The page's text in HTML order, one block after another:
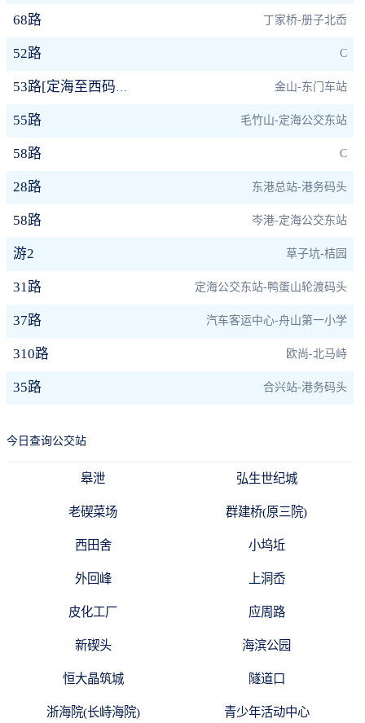
68路 丁家桥-册子北岙
52路 C
53路[定海至西码头] 金山-东门车站
55路 毛竹山-定海公交东站
58路 C
28路 东港总站-港务码头
58路 岑港-定海公交东站
游2 草子坑-桔园
31路 定海公交东站-鸭蛋山轮渡码头
37路 汽车客运中心-舟山第一小学
310路 欧尚-北马峙
35路 合兴站-港务码头
今日查询公交站
皋泄 弘生世纪城
老碶菜场 群建桥(原三院)
西田舍 小坞坵
外回峰 上洞岙
皮化工厂 应周路
新碶头 海滨公园
恒大晶筑城 隧道口
浙海院(长峙海院) 青少年活动中心